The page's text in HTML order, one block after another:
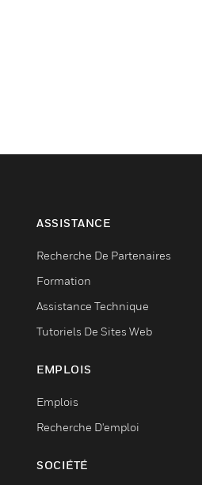
ASSISTANCE
Recherche De Partenaires
Formation
Assistance Technique
Tutoriels De Sites Web
EMPLOIS
Emplois
Recherche D'emploi
SOCIÉTÉ